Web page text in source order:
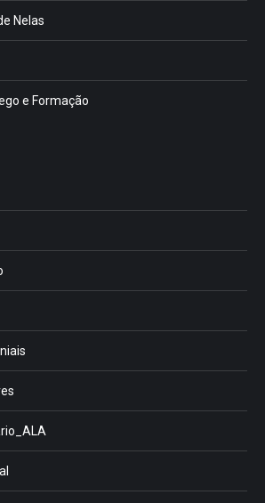
Nelas
e Formação